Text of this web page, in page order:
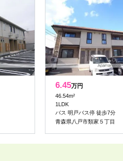
6.45万円
46.54m²
1LDK
バス 明戸バス停 徒歩7分
青森県八戸市類家５丁目